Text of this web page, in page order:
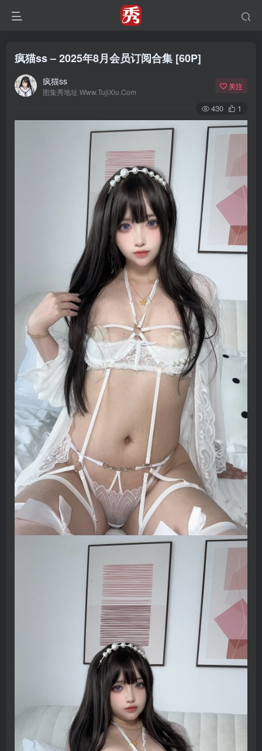
疯猫ss – 2025年8月会员订阅合集 [60P]
疯猫ss
图集秀地址 Www.TujiXiu.Com
关注
430 1